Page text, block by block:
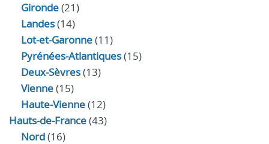
Gironde(21)
Landes(14)
Lot-et-Garonne(11)
Pyrénées-Atlantiques(15)
Deux-Sèvres(13)
Vienne(15)
Haute-Vienne(12)
Hauts-de-France(43)
Nord(16)